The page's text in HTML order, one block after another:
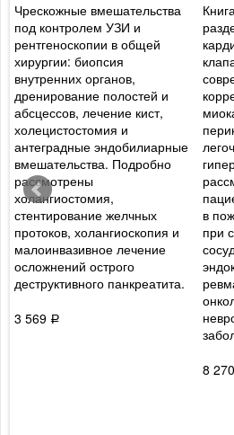
Чрескожные вмешательства
под контролем УЗИ и
рентгеноскопии в общей
хирургии: биопсия
внутренних органов,
дренирование полостей и
абсцессов, лечение кист,
холецистостомия и
антеградные эндобилиарные
вмешательства. Подробно
рассмотрены
холангиостомия,
стентирование желчных
протоков, холангиоскопия и
малоинвазивное лечение
осложнений острого
деструктивного панкреатита.
3 569 Р
в
при
8 270